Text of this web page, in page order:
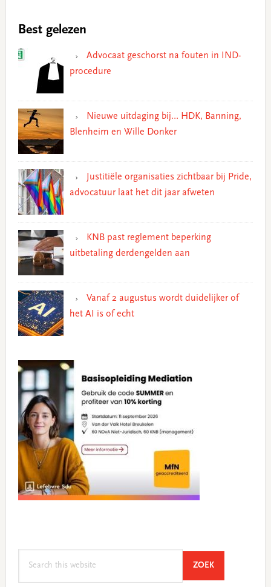
Best gelezen
Advocaat geschorst na fouten in IND-
procedure
Nieuwe uitdaging bij… HDK, Banning,
Blenheim en Wille Donker
Justitiële organisaties zichtbaar bij Pride,
advocatuur laat het dit jaar afweten
KNB past reglement beperking
uitbetaling derdengelden aan
Vanaf 2 augustus wordt duidelijker of
het AI is of echt
ZOEKSEARCH